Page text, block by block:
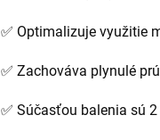
✅ Optimalizuje využitie
✅ Zachováva plynulé
✅ Súčasťou balenia sú